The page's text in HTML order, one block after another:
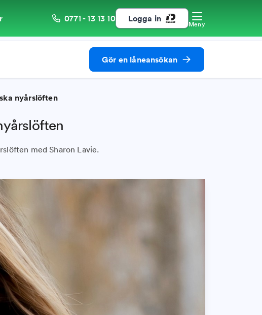
0771 - 13 13 10 Logga in
Meny
Gör en låneansökan
nyårslöften
med Sharon Lavie.